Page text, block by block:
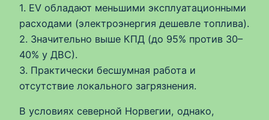
1. EV обладают меньшими эксплуатационными
расходами (электроэнергия дешевле топлива).
2. Значительно выше КПД (до 95% против 30–
40% у ДВС).
3. Практически бесшумная работа и
отсутствие локального загрязнения.
В условиях северной Норвегии, однако,